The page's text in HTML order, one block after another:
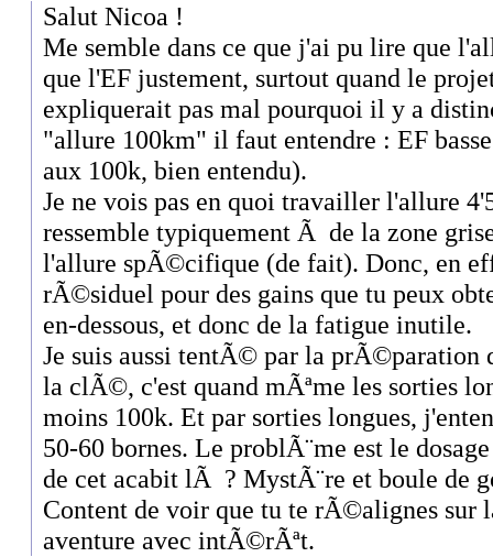
Salut Nicoa !
Me semble dans ce que j'ai pu lire que
que l'EF justement, surtout quand le
expliquerait pas mal pourquoi il y a
"allure 100km" il faut entendre : EF
aux 100k, bien entendu).
Je ne vois pas en quoi travailler l'allure
ressemble typiquement Ã de la zone
l'allure spÃ©cifique (de fait). Donc, en
rÃ©siduel pour des gains que tu peux
en-dessous, et donc de la fatigue inutile.
Je suis aussi tentÃ© par la prÃ©paration
la clÃ©, c'est quand mÃªme les sorties
moins 100k. Et par sorties longues,
50-60 bornes. Le problÃ¨me est le
de cet acabit lÃ ? MystÃ¨re et boule de
Content de voir que tu te rÃ©alignes sur
aventure avec intÃ©rÃªt.